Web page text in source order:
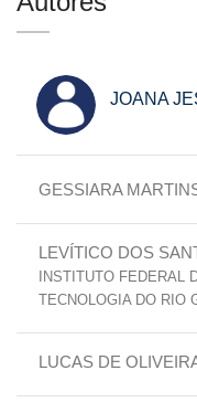
JOANA
GESSIARA
LEVÍTICO DOS
INSTITUTO FEDERAL
TECNOLOGIA DO RIO
LUCAS DE